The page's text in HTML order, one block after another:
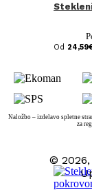
Od 24,59
Naložbo – izdelavo spletne
za
© 2026,